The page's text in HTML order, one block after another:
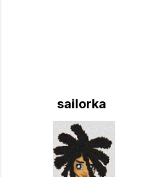
sailorka